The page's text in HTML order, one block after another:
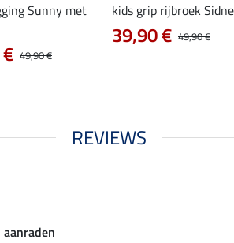
Sunny met
49,90 €
kids grip rijbroek
49,90 €
39,90 €
REVIEWS